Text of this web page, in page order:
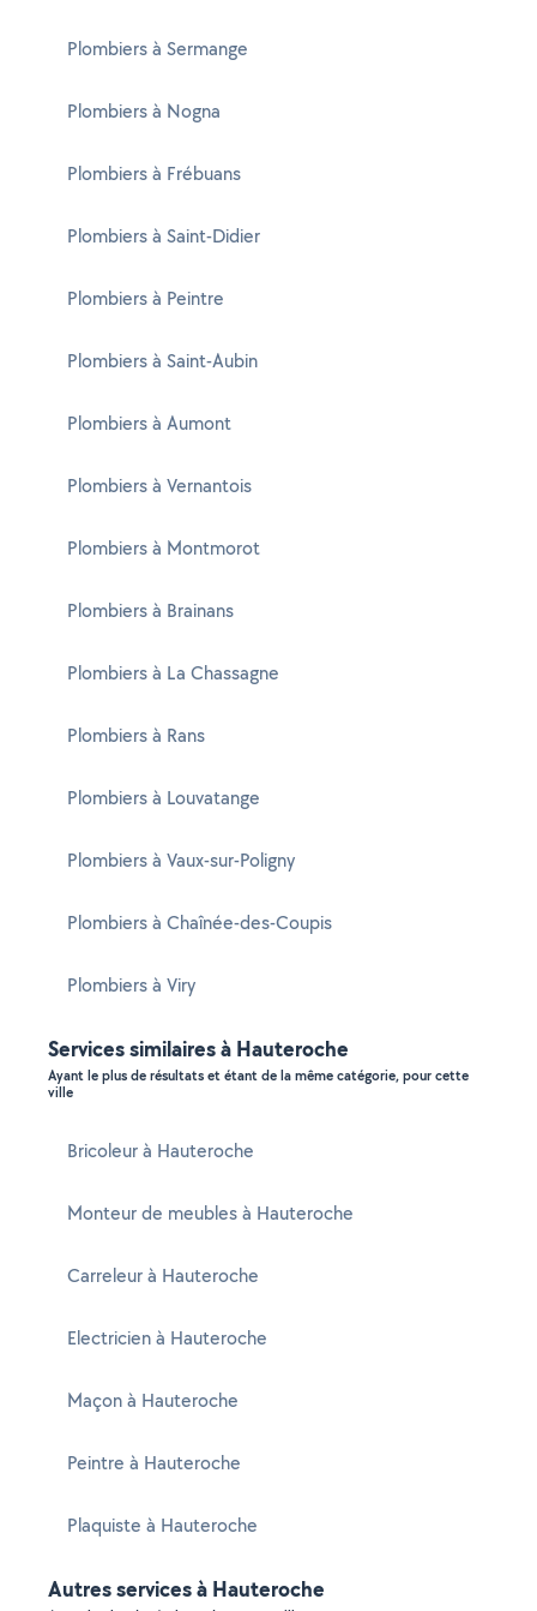
Plombiers à Sermange
Plombiers à Nogna
Plombiers à Frébuans
Plombiers à Saint-Didier
Plombiers à Peintre
Plombiers à Saint-Aubin
Plombiers à Aumont
Plombiers à Vernantois
Plombiers à Montmorot
Plombiers à Brainans
Plombiers à La Chassagne
Plombiers à Rans
Plombiers à Louvatange
Plombiers à Vaux-sur-Poligny
Plombiers à Chaînée-des-Coupis
Plombiers à Viry
Services similaires à Hauteroche
Ayant le plus de résultats et étant de la même catégorie, pour cette
ville
Bricoleur à Hauteroche
Monteur de meubles à Hauteroche
Carreleur à Hauteroche
Electricien à Hauteroche
Maçon à Hauteroche
Peintre à Hauteroche
Plaquiste à Hauteroche
Autres services à Hauteroche